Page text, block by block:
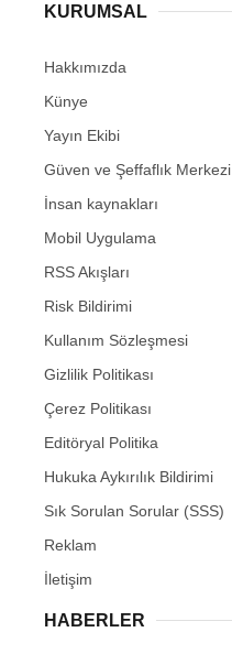
KURUMSAL
Hakkımızda
Künye
Yayın Ekibi
Güven ve Şeffaflık Merkezi
İnsan kaynakları
Mobil Uygulama
RSS Akışları
Risk Bildirimi
Kullanım Sözleşmesi
Gizlilik Politikası
Çerez Politikası
Editöryal Politika
Hukuka Aykırılık Bildirimi
Sık Sorulan Sorular (SSS)
Reklam
İletişim
HABERLER